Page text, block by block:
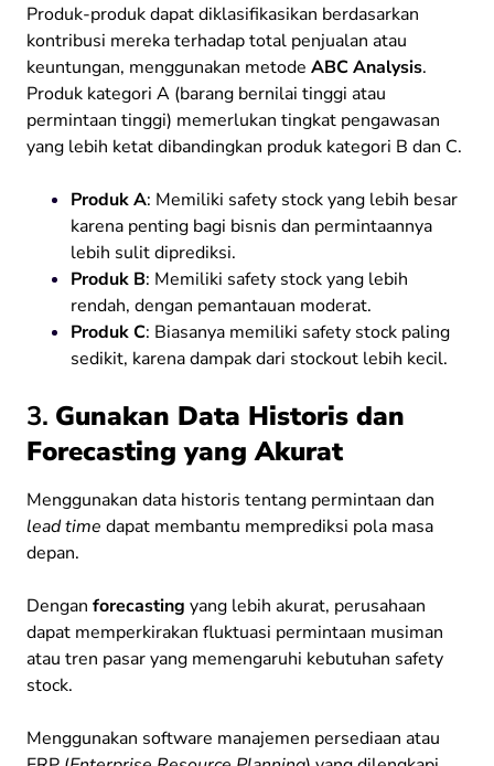
Produk-produk dapat diklasifikasikan berdasarkan
kontribusi mereka terhadap total penjualan atau
keuntungan, menggunakan metode ABC Analysis.
Produk kategori A (barang bernilai tinggi atau
permintaan tinggi) memerlukan tingkat pengawasan
yang lebih ketat dibandingkan produk kategori B dan C.
Produk A: Memiliki safety stock yang lebih besar
karena penting bagi bisnis dan permintaannya
lebih sulit diprediksi.
Produk B: Memiliki safety stock yang lebih
rendah, dengan pemantauan moderat.
Produk C: Biasanya memiliki safety stock paling
sedikit, karena dampak dari stockout lebih kecil.
3. Gunakan Data Historis dan
Forecasting yang Akurat
Menggunakan data historis tentang permintaan dan
lead time dapat membantu memprediksi pola masa
depan.
Dengan forecasting yang lebih akurat, perusahaan
dapat memperkirakan fluktuasi permintaan musiman
atau tren pasar yang memengaruhi kebutuhan safety
stock.
Menggunakan software manajemen persediaan atau